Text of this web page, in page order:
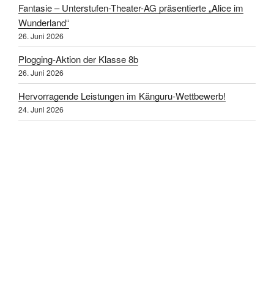
Fantasie – Unterstufen-Theater-AG präsentierte „Alice im
Wunderland“
26. Juni 2026
Plogging-Aktion der Klasse 8b
26. Juni 2026
Hervorragende Leistungen im Känguru-Wettbewerb!
24. Juni 2026